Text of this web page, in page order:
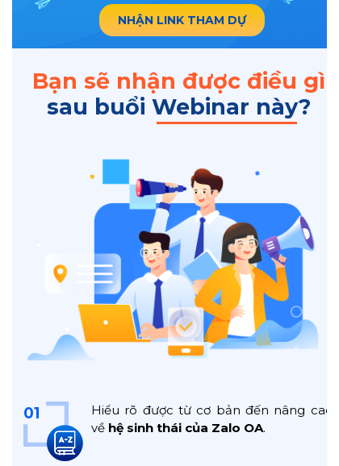
NHẬN LINK THAM DỰ
01
Hiểu rõ được từ cơ bản đến nâng cao
về hệ sinh thái của Zalo OA.
Bạn sẽ nhận được điều gì
sau buổi Webinar này?